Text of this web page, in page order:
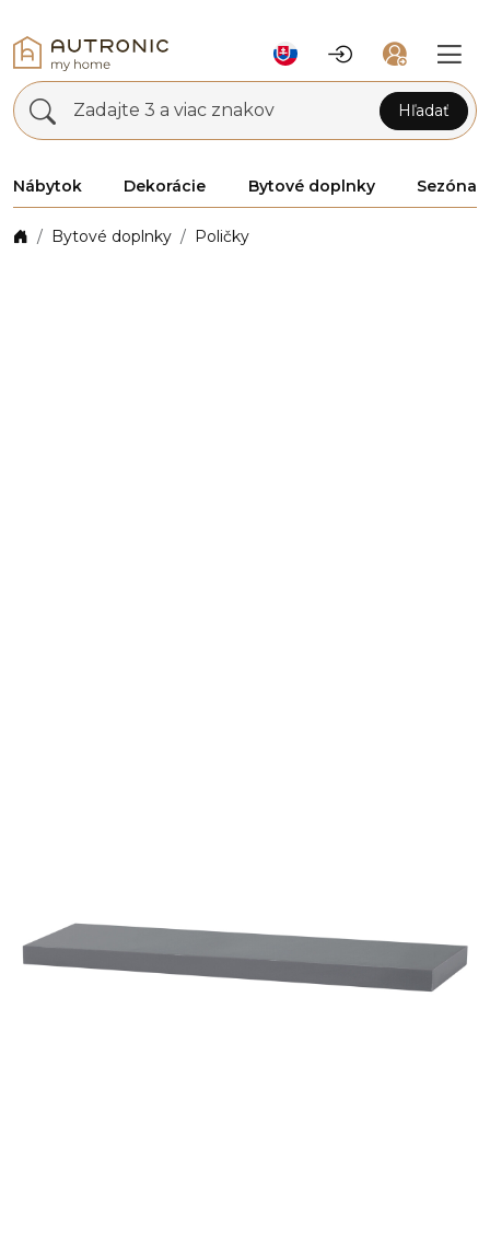
Zadajte 3 a viac znakov Hľadať
Nábytok Dekorácie Bytové doplnky Sezóna
Bytové doplnky Poličky